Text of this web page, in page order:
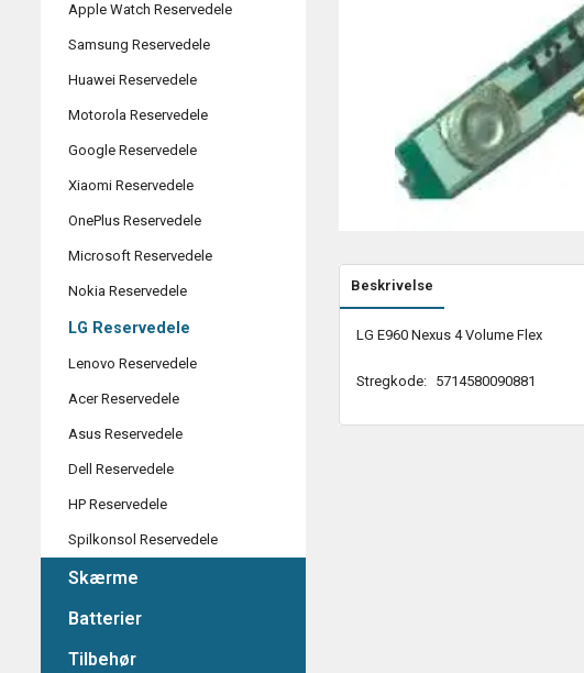
Apple Watch Reservedele
Samsung Reservedele
Huawei Reservedele
Motorola Reservedele
Google Reservedele
Xiaomi Reservedele
OnePlus Reservedele
Microsoft Reservedele
Nokia Reservedele
LG Reservedele
Lenovo Reservedele
Acer Reservedele
Asus Reservedele
Dell Reservedele
HP Reservedele
Spilkonsol Reservedele
Skærme
Batterier
Tilbehør
Beskrivelse
LG E960 Nexus 4 Volume Flex
Stregkode: 5714580090881